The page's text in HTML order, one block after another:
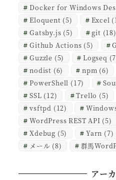
Docker for Windows
Eloquent (5) Excel
Gatsby.js (5) git (18)
Github Actions (5)
Guzzle (5) Logseq
nodist (6) npm (6)
PowerShell (17)
SSL (12) Trello (5)
vsftpd (12)
WordPress REST API (5)
Xdebug (5) Yarn (7)
メール (8) 群馬
アー